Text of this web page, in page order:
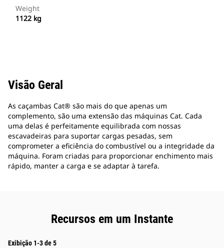
Weight
1122 kg
Visão Geral
As caçambas Cat® são mais do que apenas um
complemento, são uma extensão das máquinas Cat. Cada
uma delas é perfeitamente equilibrada com nossas
escavadeiras para suportar cargas pesadas, sem
comprometer a eficiência do combustível ou a integridade da
máquina. Foram criadas para proporcionar enchimento mais
rápido, manter a carga e se adaptar à tarefa.
Recursos em um Instante
Exibição 1-3 de 5